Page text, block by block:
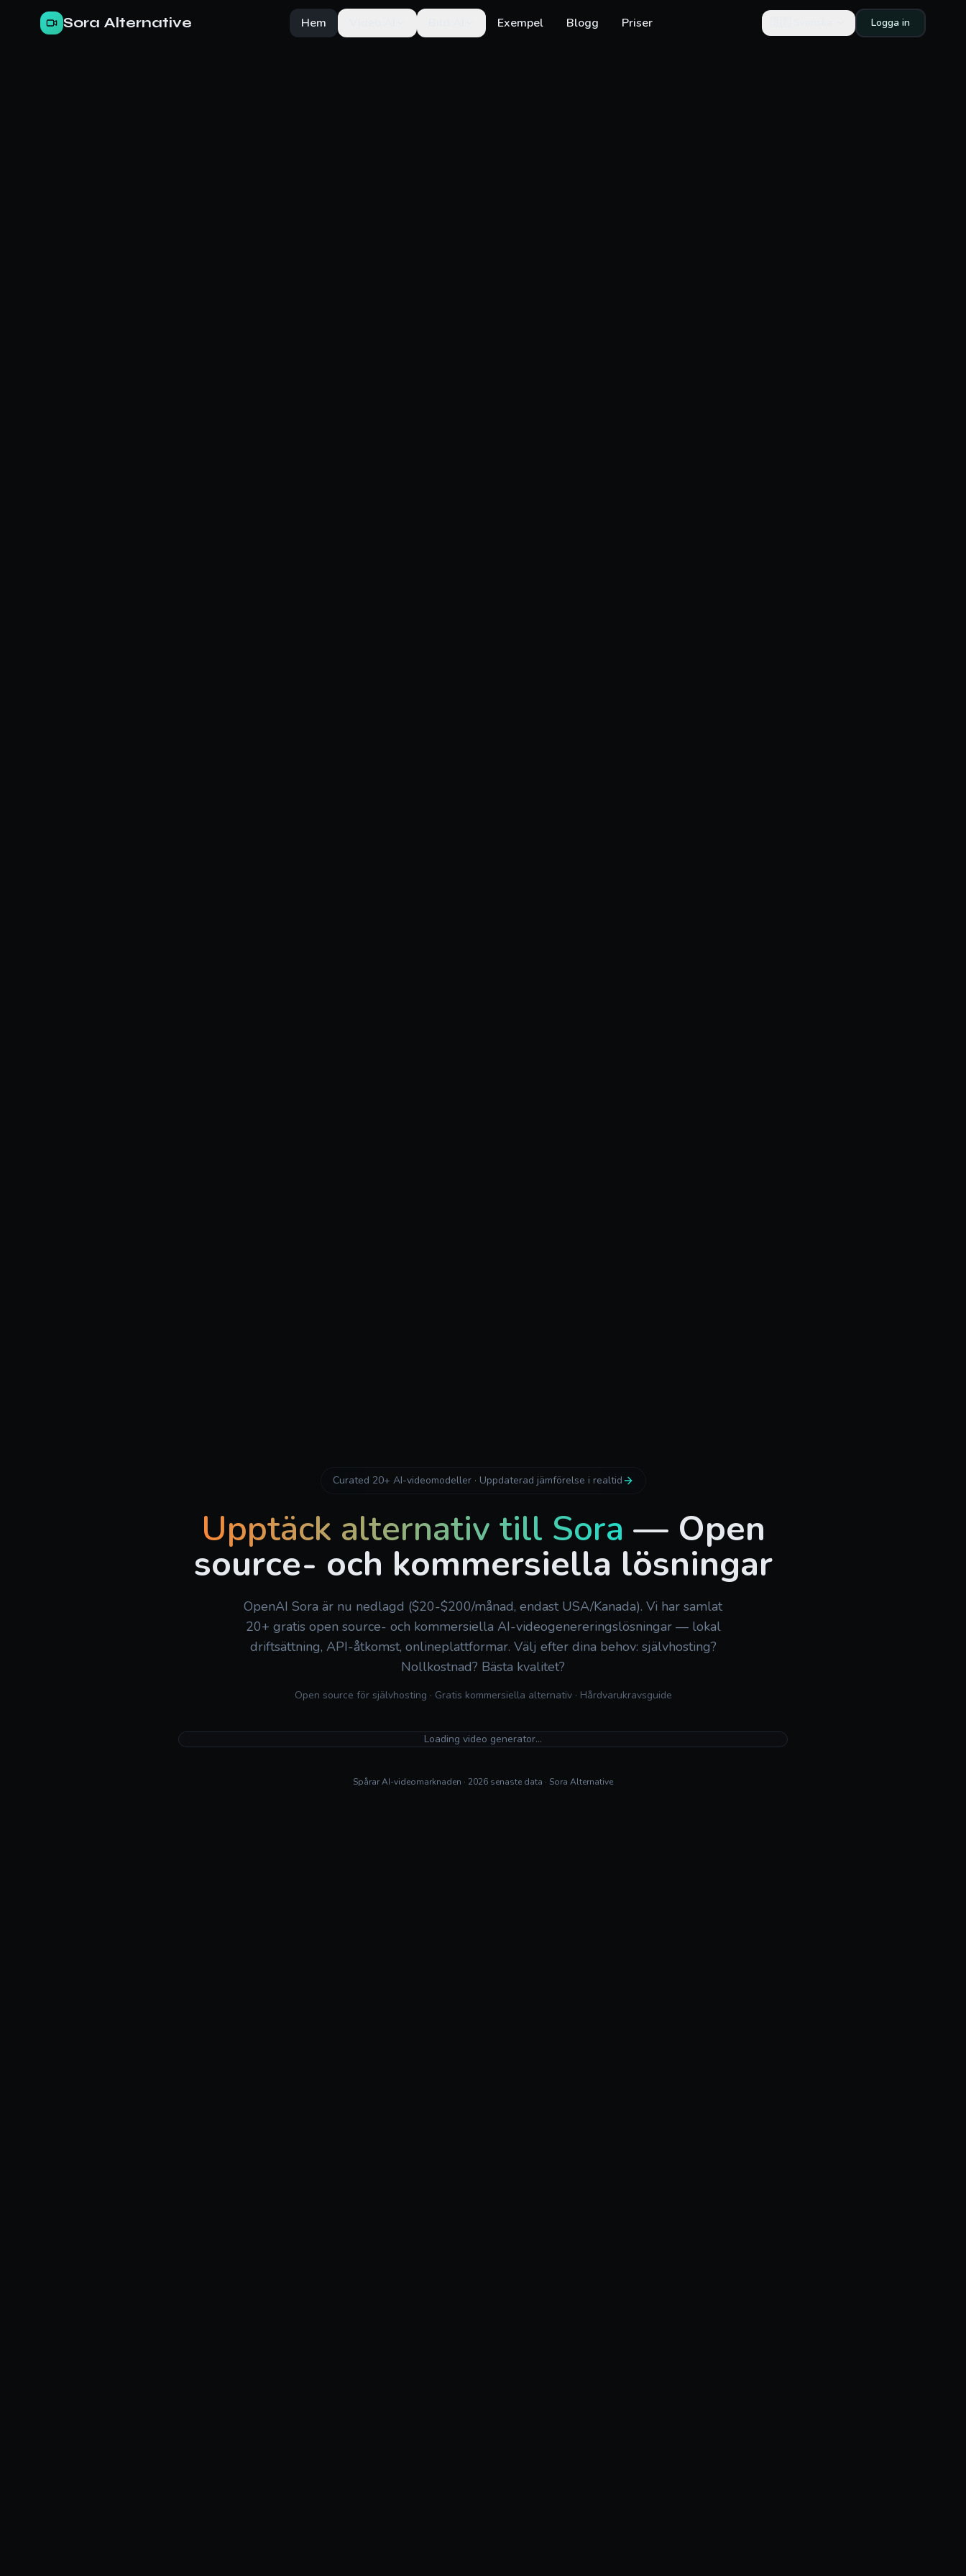
Sora Alternative Hem Exempel Blogg Priser Logga in
Curated 20+ AI-videomodeller · Uppdaterad jämförelse i realtid
Upptäck alternativ till Sora — Open
source- och kommersiella lösningar
OpenAI Sora är nu nedlagd ($20-$200/månad, endast USA/Kanada). Vi har samlat
20+ gratis open source- och kommersiella AI-videogenereringslösningar — lokal
driftsättning, API-åtkomst, onlineplattformar. Välj efter dina behov: självhosting?
Nollkostnad? Bästa kvalitet?
Open source för självhosting · Gratis kommersiella alternativ · Hårdvarukravsguide
Loading video generator…
Spårar AI-videomarknaden · 2026 senaste data · Sora Alternative